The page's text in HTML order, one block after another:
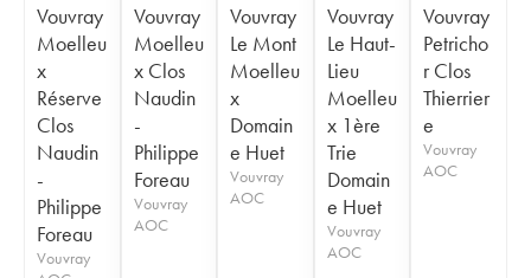
Vouvray
Moelleu
x
Réserve
Clos
Naudin
-
Philippe
Foreau
Vouvray
Vouvray
Moelleu
x Clos
Naudin
-
Philippe
Foreau
Vouvray
AOC
Vouvray
Le Mont
Moelleu
x
Domain
e Huet
Vouvray
AOC
Vouvray
Le Haut-
Lieu
Moelleu
x 1ère
Trie
Domain
e Huet
Vouvray
AOC
Vouvray
Petricho
r Clos
Thierrier
e
Vouvray
AOC